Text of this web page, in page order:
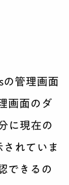
の管理画面
画面のダ
に現在の
されていま
できるの